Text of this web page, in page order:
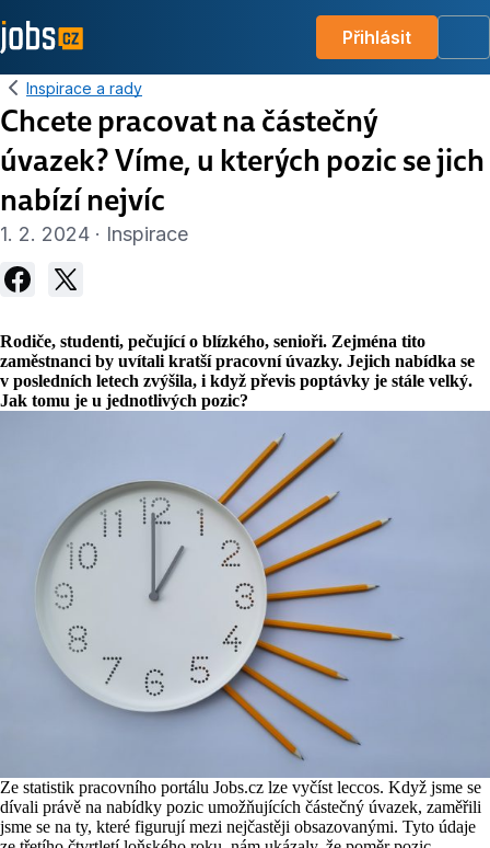
Přihlásit
Inspirace a rady
Chcete pracovat na částečný
úvazek? Víme, u kterých pozic se jich
nabízí nejvíc
1. 2. 2024 · Inspirace
Rodiče, studenti, pečující o blízkého, senioři. Zejména tito
zaměstnanci by uvítali kratší pracovní úvazky. Jejich nabídka se
v posledních letech zvýšila, i když převis poptávky je stále velký.
Jak tomu je u jednotlivých pozic?
Ze statistik pracovního portálu Jobs.cz lze vyčíst leccos. Když jsme se
dívali právě na nabídky pozic umožňujících částečný úvazek, zaměřili
jsme se na ty, které figurují mezi nejčastěji obsazovanými. Tyto údaje